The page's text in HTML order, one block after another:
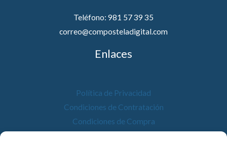
Teléfono: 981 57 39 35
correo@composteladigital.com
Enlaces
Política de Privacidad
Condiciones de Contratación
Condiciones de Compra